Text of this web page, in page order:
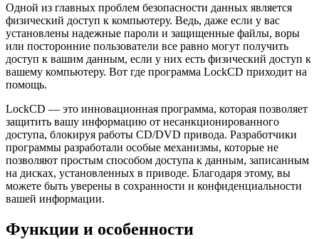
Одной из главных проблем безопасности данных является
физический доступ к компьютеру. Ведь, даже если у вас
установлены надежные пароли и защищенные файлы, воры
или посторонние пользователи все равно могут получить
доступ к вашим данным, если у них есть физический доступ к
вашему компьютеру. Вот где программа LockCD приходит на
помощь.
LockCD — это инновационная программа, которая позволяет
защитить вашу информацию от несанкционированного
доступа, блокируя работы CD/DVD привода. Разработчики
программы разработали особые механизмы, которые не
позволяют простым способом доступа к данным, записанным
на дисках, установленных в приводе. Благодаря этому, вы
можете быть уверены в сохранности и конфиденциальности
вашей информации.
Функции и особенности